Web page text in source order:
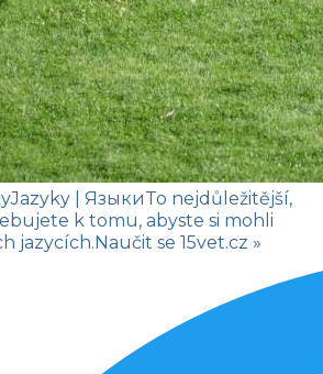
Jazyky | ЯзыкиTo nejdůležitější,
k tomu, abyste si mohli
jazycích.Naučit se 15vet.cz »